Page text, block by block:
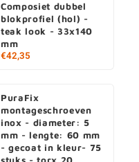
Composiet dubbel
blokprofiel (hol) -
teak look - 33x140
mm
€42,35
PuraFix
montageschroeven
inox - diameter: 5
mm - lengte: 60 mm
- gecoat in kleur- 75